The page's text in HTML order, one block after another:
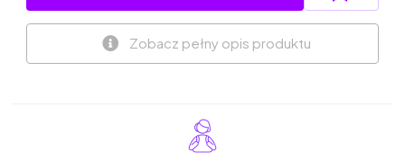
Zobacz pełny opis produktu